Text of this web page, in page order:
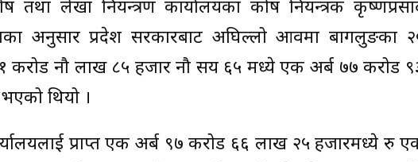
लेखा नियन्त्रण कार्यालयका कोष नियन्त्रक
अनुसार प्रदेश सरकारबाट अघिल्लो आवमा बागलुङका
करोड नौ लाख ८५ हजार नौ सय ६५ मध्ये एक अर्ब ७७ करोड
थियो ।
प्राप्त एक अर्ब ९७ करोड ६६ लाख २५ हजारमध्ये रु